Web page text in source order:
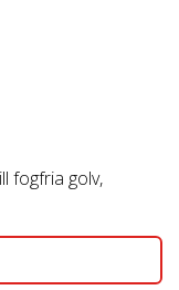
fogfria golv,